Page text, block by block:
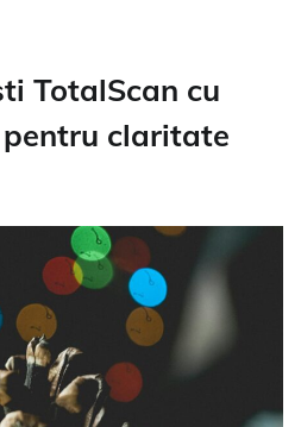
TotalScan cu
pentru claritate